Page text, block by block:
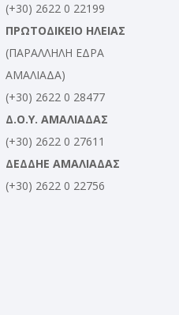
(+30) 2622 0 22199
ΠΡΩΤΟΔΙΚΕΙΟ ΗΛΕΙΑΣ
(ΠΑΡΑΛΛΗΛΗ ΕΔΡΑ
ΑΜΑΛΙΑΔΑ)
(+30) 2622 0 28477
Δ.Ο.Υ. ΑΜΑΛΙΑΔΑΣ
(+30) 2622 0 27611
ΔΕΔΔΗΕ ΑΜΑΛΙΑΔΑΣ
(+30) 2622 0 22756